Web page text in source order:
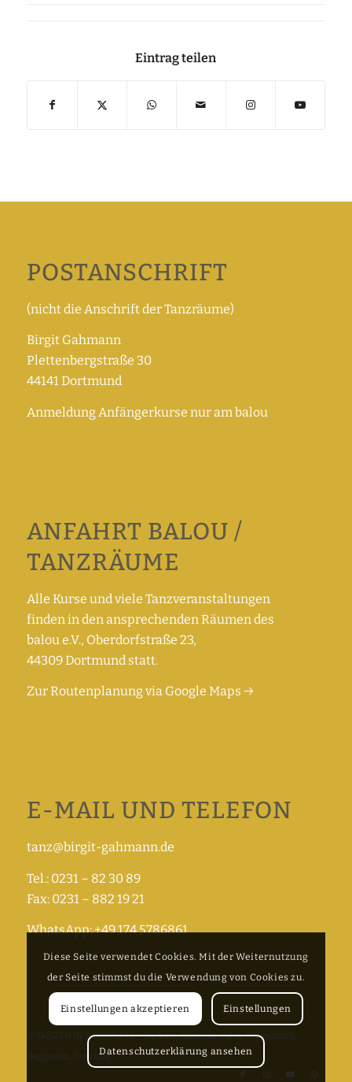
Eintrag teilen
POSTANSCHRIFT
(nicht die Anschrift der Tanzräume)
Birgit Gahmann
Plettenbergstraße 30
44141 Dortmund
Anmeldung Anfängerkurse nur am balou
ANFAHRT BALOU /
TANZRÄUME
Alle Kurse und viele Tanzveranstaltungen
finden in den ansprechenden Räumen des
balou e.V., Oberdorfstraße 23,
44309 Dortmund statt.
Zur Routenplanung via Google Maps →
E-MAIL UND TELEFON
tanz@birgit-gahmann.de
Tel.: 0231 – 82 30 89
Fax: 0231 – 882 19 21
WhatsApp: +49 174 5786861
© TANZEN IN DORTMUND – Bachata, Kizomba, Salsa, Orientalisch,
Reggaeton, Twerking
Diese Seite verwendet Cookies. Mit der Weiternutzung
der Seite stimmst du die Verwendung von Cookies zu.
Einstellungen akzeptieren Einstellungen
Datenschutzerklärung ansehen